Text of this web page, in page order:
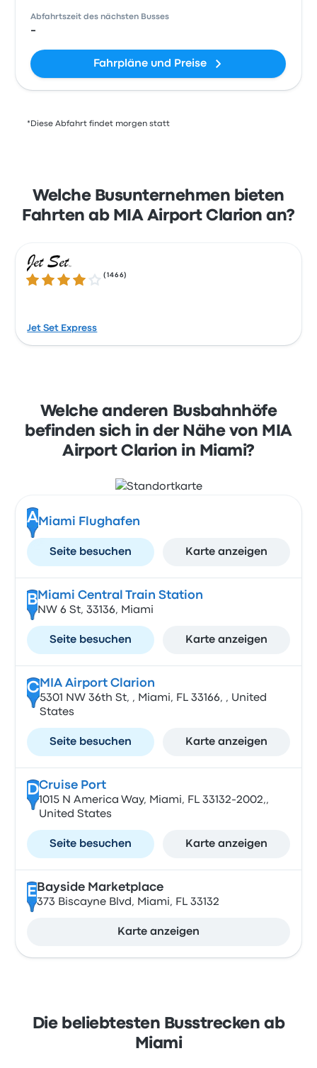
Abfahrtszeit des nächsten Busses
-
Fahrpläne und Preise
*Diese Abfahrt findet morgen statt
Welche Busunternehmen bieten
Fahrten ab MIA Airport Clarion an?
4.2 von 5 Sternen
(1466)
Jet Set Express
Welche anderen Busbahnhöfe
befinden sich in der Nähe von MIA
Airport Clarion in Miami?
AMiami Flughafen
Seite besuchen Karte anzeigen
B Miami Central Train Station
NW 6 St, 33136, Miami
Seite besuchen Karte anzeigen
CMIA Airport Clarion
5301 NW 36th St, , Miami, FL 33166, , United
States
Seite besuchen Karte anzeigen
DCruise Port
1015 N America Way, Miami, FL 33132-2002,,
United States
Seite besuchen Karte anzeigen
E Bayside Marketplace
373 Biscayne Blvd, Miami, FL 33132
Karte anzeigen
Die beliebtesten Busstrecken ab
Miami